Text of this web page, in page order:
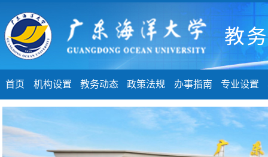
首页 机构设置 教务动态 政策法规 办事指南 专业设置